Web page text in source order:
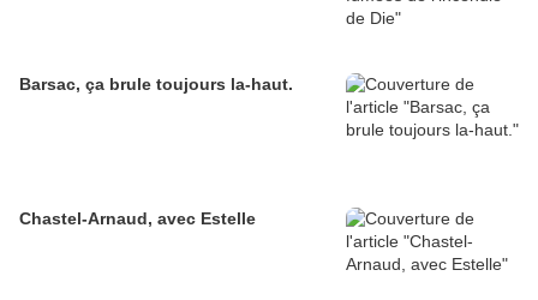
Barsac, ça brule toujours la-haut.
Chastel-Arnaud, avec Estelle